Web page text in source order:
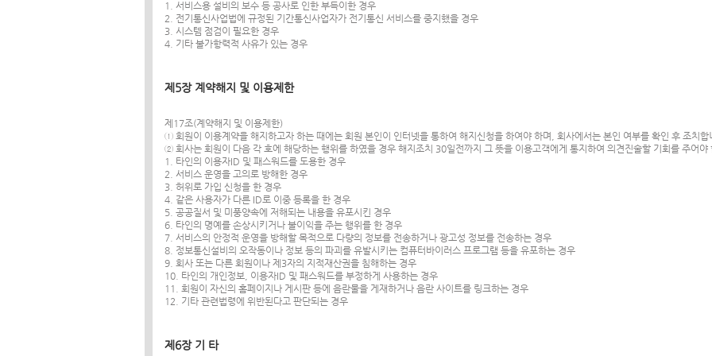
1. 서비스용 설비의 보수 등 공사로 인한 부득이한 경우
2. 전기통신사업법에 규정된 기간통신사업자가 전기통신 서비스를 중지했을 경우
3. 시스템 점검이 필요한 경우
4. 기타 불가항력적 사유가 있는 경우
제5장 계약해지 및 이용제한
제17조(계약해지 및 이용제한)
① 회원이 이용계약을 해지하고자 하는 때에는 회원 본인이 인터넷을 통하여 해지신청을 하여야 하며, 회사에서는 본인 여부를 확인 후 조치합
② 회사는 회원이 다음 각 호에 해당하는 행위를 하였을 경우 해지조치 30일전까지 그 뜻을 이용고객에게 통지하여 의견진술할 기회를 주어야
1. 타인의 이용자ID 및 패스워드를 도용한 경우
2. 서비스 운영을 고의로 방해한 경우
3. 허위로 가입 신청을 한 경우
4. 같은 사용자가 다른 ID로 이중 등록을 한 경우
5. 공공질서 및 미풍양속에 저해되는 내용을 유포시킨 경우
6. 타인의 명예를 손상시키거나 불이익을 주는 행위를 한 경우
7. 서비스의 안정적 운영을 방해할 목적으로 다량의 정보를 전송하거나 광고성 정보를 전송하는 경우
8. 정보통신설비의 오작동이나 정보 등의 파괴를 유발시키는 컴퓨터바이러스 프로그램 등을 유포하는 경우
9. 회사 또는 다른 회원이나 제3자의 지적재산권을 침해하는 경우
10. 타인의 개인정보, 이용자ID 및 패스워드를 부정하게 사용하는 경우
11. 회원이 자신의 홈페이지나 게시판 등에 음란물을 게재하거나 음란 사이트를 링크하는 경우
12. 기타 관련법령에 위반된다고 판단되는 경우
제6장 기 타